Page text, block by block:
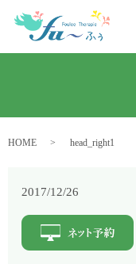
HOME head_right1
2017/12/26